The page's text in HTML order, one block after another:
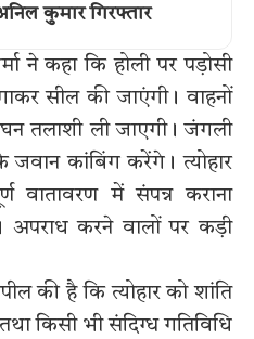
कुमार गिरफ्तार
ने कहा कि होली पर पड़ोसी
सील की जाएंगी। वाहनों
तलाशी ली जाएगी। जंगली
जवान कांबिंग करेंगे। त्योहार
वातावरण में संपन्न कराना
अपराध करने वालों पर कड़ी
की है कि त्योहार को शांति
किसी भी संदिग्ध गतिविधि